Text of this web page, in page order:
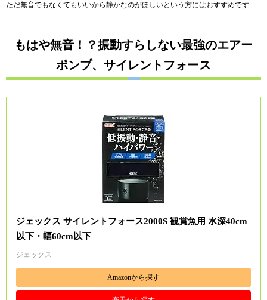
ただ無音でもなくてもいいから静かなのがほしいという方にはおすすめです
もはや無音！？振動すらしない最強のエアー
ポンプ、サイレントフォース
ジェックス サイレントフォース2000S 観賞魚用 水深40cm
以下・幅60cm以下
ジェックス
Amazonから探す